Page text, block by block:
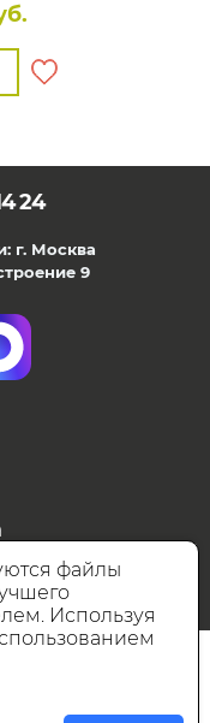
24
г. Москва
9
файлы
Используя